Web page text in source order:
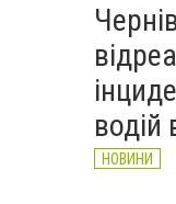
Вчора
НОВИНИ